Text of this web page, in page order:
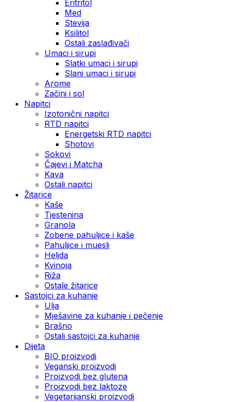
Eritritol
Med
Stevija
Ksilitol
Ostali zaslađivači
Umaci i sirupi
Slatki umaci i sirupi
Slani umaci i sirupi
Arome
Začini i sol
Napitci
Izotonični napitci
RTD napitci
Energetski RTD napitci
Shotovi
Sokovi
Čajevi i Matcha
Kava
Ostali napitci
Žitarice
Kaše
Tjestenina
Granola
Zobene pahuljice i kaše
Pahuljice i muesli
Heljda
Kvinoja
Riža
Ostale žitarice
Sastojci za kuhanje
Ulja
Mješavine za kuhanje i pečenje
Brašno
Ostali sastojci za kuhanje
Dijeta
BIO proizvodi
Veganski proizvodi
Proizvodi bez glutena
Proizvodi bez laktoze
Vegetarijanski proizvodi